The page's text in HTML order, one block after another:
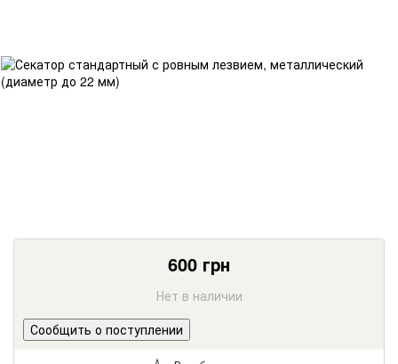
600 грн
Нет в наличии
Сообщить о поступлении